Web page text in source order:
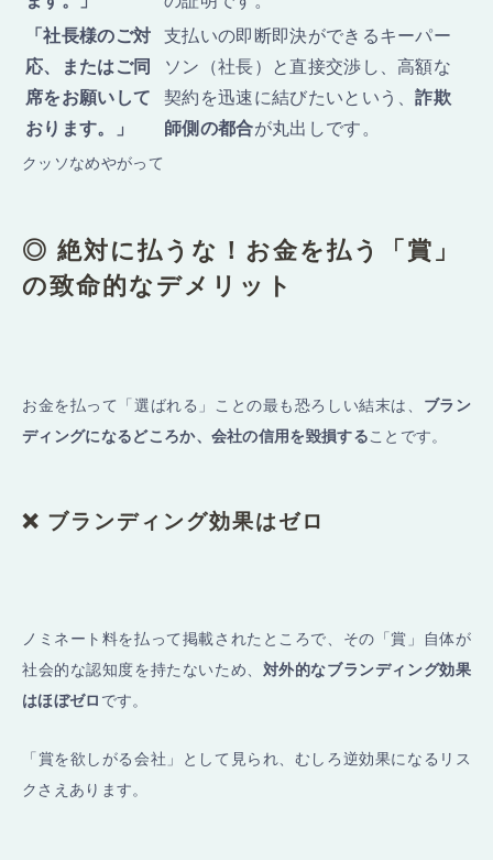
「社長様のご対
応、またはご同
席をお願いして
おります。」
支払いの即断即決ができるキーパー
ソン（社長）と直接交渉し、高額な
契約を迅速に結びたいという、詐欺
師側の都合が丸出しです。
クッソなめやがって
◎ 絶対に払うな！お金を払う「賞」
の致命的なデメリット
お金を払って「選ばれる」ことの最も恐ろしい結末は、 ブラン
ディングになるどころか、会社の信用を毀損することです。
❌ ブランディング効果はゼロ
ノミネート料を払って掲載されたところで、その「賞」自体が
社会的な認知度を持たないため、 対外的なブランディング効果
はほぼゼロ です。
「賞を欲しがる会社」として見られ、むしろ逆効果になるリス
クさえあります。